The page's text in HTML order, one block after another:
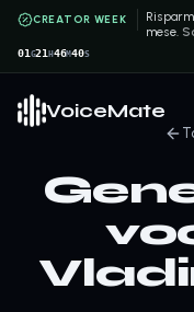
CREATOR WEEK
mese.
01G21H 46M40S
VoiceMate